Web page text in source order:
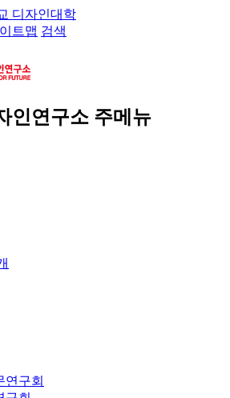
디자인대학
트맵 검색
인연구소 주메뉴
연구회